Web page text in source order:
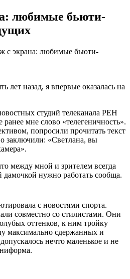
любимые бьюти-
с экрана: любимые бьюти-
лет назад, я впервые оказалась на
студий телеканала РЕН
мне слово «телегеничность».
попросили прочитать текст
заключили: «Светлана, вы
между мной и зрителем всегда
дамочкой нужно работать сообща.
с новостями спорта.
совместно со стилистами. Они
оттенков, к ним тройку
максимально сдержанных и
нечто маленькое и не